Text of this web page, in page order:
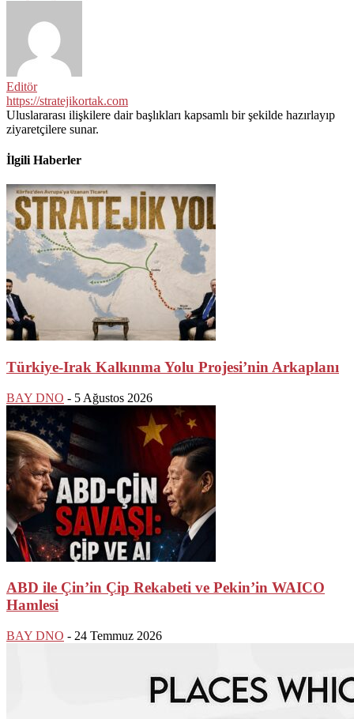
Editör
https://stratejikortak.com
Uluslararası ilişkilere dair başlıkları kapsamlı bir şekilde hazırlayıp
ziyaretçilere sunar.
İlgili Haberler
Türkiye-Irak Kalkınma Yolu Projesi’nin Arkaplanı
BAY DNO - 5 Ağustos 2026
ABD ile Çin’in Çip Rekabeti ve Pekin’in WAICO
Hamlesi
BAY DNO - 24 Temmuz 2026